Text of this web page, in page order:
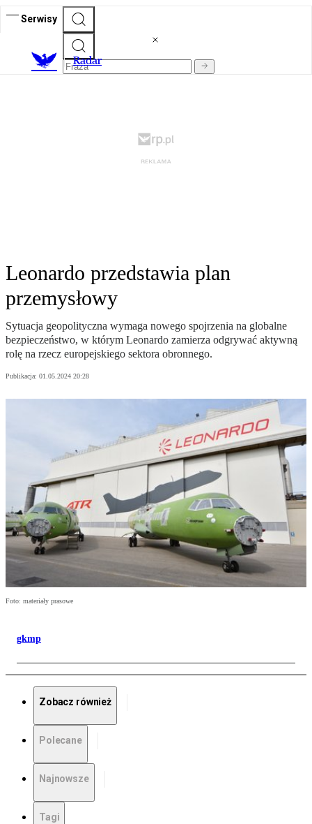
Serwisy
Radar
Leonardo przedstawia plan
przemysłowy
Sytuacja geopolityczna wymaga nowego spojrzenia na globalne
bezpieczeństwo, w którym Leonardo zamierza odgrywać aktywną
rolę na rzecz europejskiego sektora obronnego.
Publikacja: 01.05.2024 20:28
Foto: materiały prasowe
gkmp
Zobacz również
Polecane
Najnowsze
Tagi